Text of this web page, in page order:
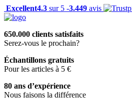
Excellent4.3 sur 5 -3.449 avis
650.000 clients satisfaits
Serez-vous le prochain?
Échantillons gratuits
Pour les articles à 5 €
80 ans d’expérience
Nous faisons la différence